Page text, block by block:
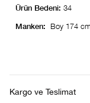
Ürün Bedeni: 34
Manken:
Boy 174
Kargo ve Teslimat